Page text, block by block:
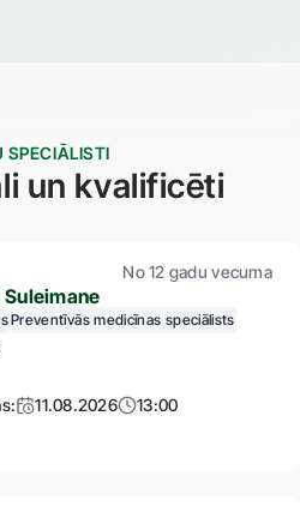
SPECIĀLISTI
un kvalificēti
No 12 gadu vecuma
Suleimane
Preventīvās medicīnas speciālists
11.08.2026
13:00